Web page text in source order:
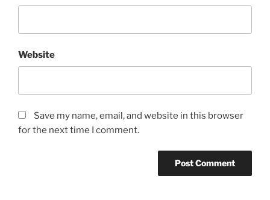
Website
Save my name, email, and website in this browser
for the next time I comment.